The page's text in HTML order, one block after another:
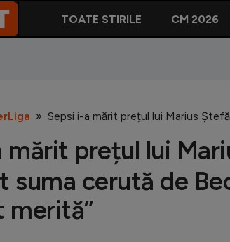
TOATE STIRILE CM 2026
Sepsi i-a mărit prețul lui Marius
mărit prețul lui
suma cerută de
merită”